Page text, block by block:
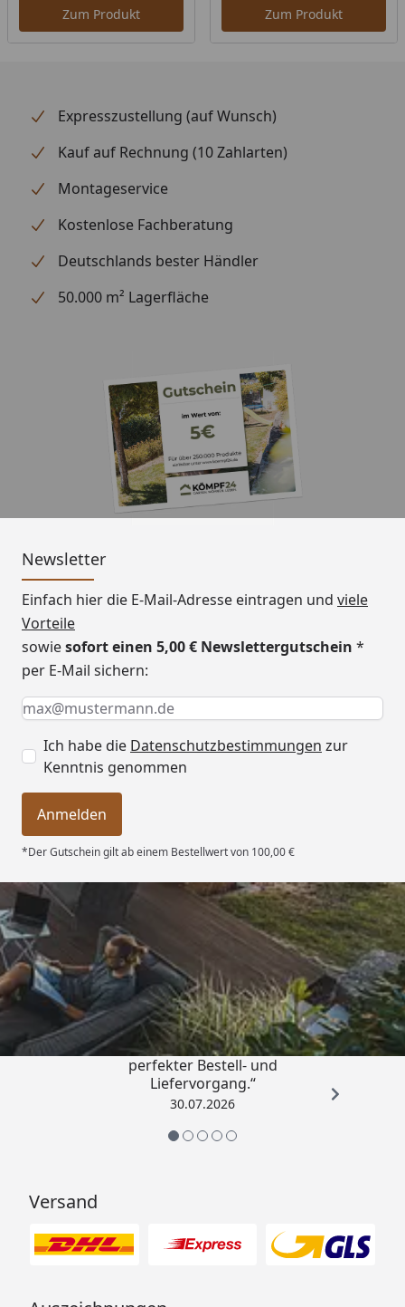
Zum Produkt Zum Produkt
Expresszustellung (auf Wunsch)
Kauf auf Rechnung (10 Zahlarten)
Montageservice
Kostenlose Fachberatung
Deutschlands bester Händler
50.000 m² Lagerfläche
Newsletter
Einfach hier die E-Mail-Adresse eintragen und viele
Vorteile
sowiesofort einen 5,00 € Newslettergutschein *
per E-Mail sichern:
Keine Eingabe erforderlich
Eingabe erforderlich
E-Mail *
Ich habe die Datenschutzbestimmungen zur
Kenntnis genommen
Anmelden
*Der Gutschein gilt ab einem Bestellwert von 100,00 €
Trusted Shops
4,76/ 5
„Qualitativ sehr gute Ware und ein
perfekter Bestell- und
Liefervorgang.“
30.07.2026
Versand